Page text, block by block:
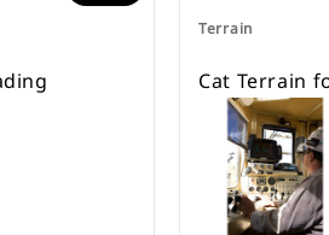
Terrain
Cat Terrain